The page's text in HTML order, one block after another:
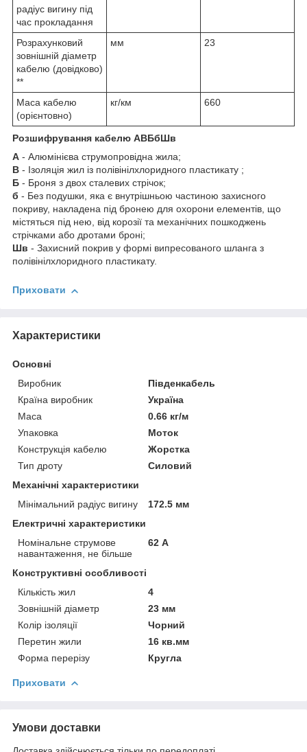
радіус вигину під
час прокладання
Розрахунковий
зовнішній діаметр
кабелю (довідково)
**
мм 23
Маса кабелю
(орієнтовно)
кг/км 660
Розшифрування кабелю АВБбШв
А - Алюмінієва струмопровідна жила;
В - Ізоляція жил із полівінілхлоридного пластикату ;
Б - Броня з двох сталевих стрічок;
б - Без подушки, яка є внутрішньою частиною захисного
покриву, накладена під бронею для охорони елементів, що
містяться під нею, від корозії та механічних пошкоджень
стрічками або дротами броні;
Шв - Захисний покрив у формі випресованого шланга з
полівінілхлоридного пластикату.
Приховати
Характеристики
Основні
Виробник
Південкабель
Країна виробник
Україна
Маса
0.66 кг/м
Упаковка
Моток
Конструкція кабелю
Жорстка
Тип дроту
Силовий
Механічні характеристики
Мінімальний радіус вигину
172.5 мм
Електричні характеристики
Номінальне струмове
навантаження, не більше
62 А
Конструктивні особливості
Кількість жил
4
Зовнішній діаметр
23 мм
Колір ізоляції
Чорний
Перетин жили
16 кв.мм
Форма перерізу
Кругла
Приховати
Умови доставки